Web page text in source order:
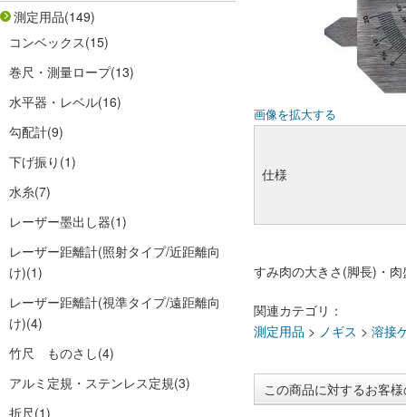
測定用品(149)
コンベックス(15)
巻尺・測量ロープ(13)
水平器・レベル(16)
勾配計(9)
下げ振り (1)
水糸(7)
レーザー墨出し器(1)
レーザー距離計(照射タイプ/近距離向
け)(1)
レーザー距離計(視準タイプ/遠距離向
け)(4)
竹尺 ものさし(4)
アルミ定規・ステンレス定規(3)
折尺(1)
画像を拡大する
仕様
すみ肉の大きさ(脚長)・
関連カテゴリ：
測定用品 > ノギス > 溶接
この商品に対するお客